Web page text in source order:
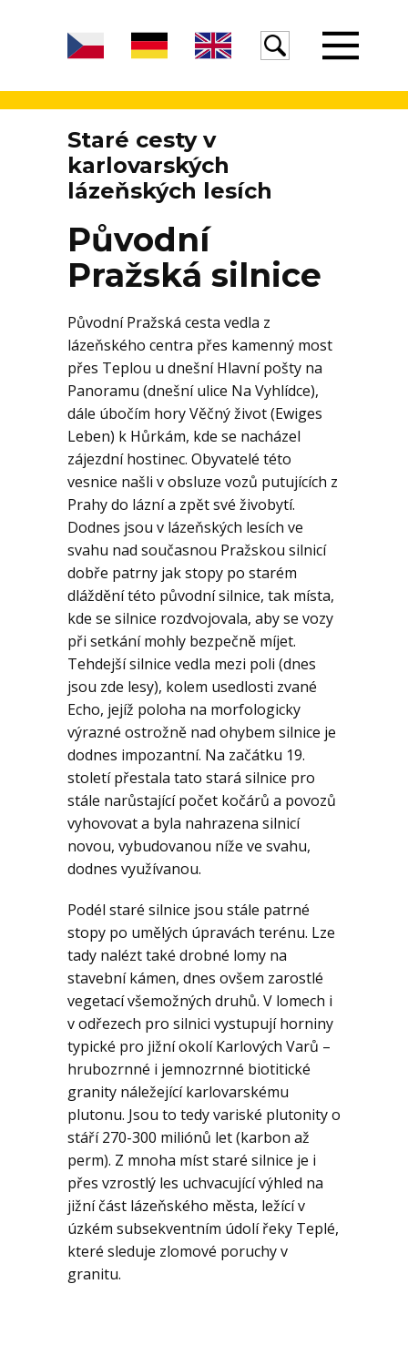
Geologie
Kontakt
Staré cesty v
karlovarských
lázeňských lesích
Původní
Pražská silnice
Původní Pražská cesta vedla z
lázeňského centra přes kamenný most
přes Teplou u dnešní Hlavní pošty na
Panoramu (dnešní ulice Na Vyhlídce),
dále úbočím hory Věčný život (Ewiges
Leben) k Hůrkám, kde se nacházel
zájezdní hostinec. Obyvatelé této
vesnice našli v obsluze vozů putujících z
Prahy do lázní a zpět své živobytí.
Dodnes jsou v lázeňských lesích ve
svahu nad současnou Pražskou silnicí
dobře patrny jak stopy po starém
dláždění této původní silnice, tak místa,
kde se silnice rozdvojovala, aby se vozy
při setkání mohly bezpečně míjet.
Tehdejší silnice vedla mezi poli (dnes
jsou zde lesy), kolem usedlosti zvané
Echo, jejíž poloha na morfologicky
výrazné ostrožně nad ohybem silnice je
dodnes impozantní. Na začátku 19.
století přestala tato stará silnice pro
stále narůstající počet kočárů a povozů
vyhovovat a byla nahrazena silnicí
novou, vybudovanou níže ve svahu,
dodnes využívanou.
Podél staré silnice jsou stále patrné
stopy po umělých úpravách terénu. Lze
tady nalézt také drobné lomy na
stavební kámen, dnes ovšem zarostlé
vegetací všemožných druhů. V lomech i
v odřezech pro silnici vystupují horniny
typické pro jižní okolí Karlových Varů –
hrubozrnné i jemnozrnné biotitické
granity náležející karlovarskému
plutonu. Jsou to tedy variské plutonity o
stáří 270-300 miliónů let (karbon až
perm). Z mnoha míst staré silnice je i
přes vzrostlý les uchvacující výhled na
jižní část lázeňského města, ležící v
úzkém subsekventním údolí řeky Teplé,
které sleduje zlomové poruchy v
granitu.